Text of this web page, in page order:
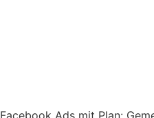
Facebook Ads mit Plan: